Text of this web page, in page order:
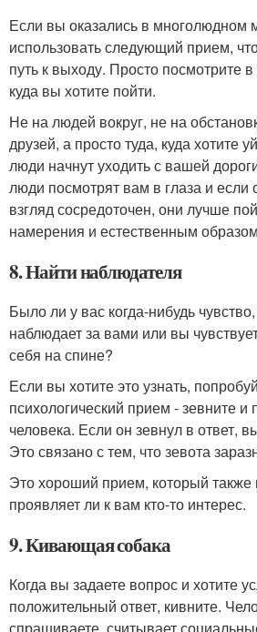
Если вы оказались в многолюдном
использовать следующий прием,
путь к выходу. Просто посмотрите
куда вы хотите пойти.
Не на людей вокруг, не на
друзей, а просто туда, куда хотите
люди начнут уходить с вашей
люди посмотрят вам в глаза и если
взгляд сосредоточен, они лучше
намерения и естественным
8. Найти наблюдателя
Было ли у вас когда-нибудь чувство,
наблюдает за вами или вы
себя на спине?
Если вы хотите это узнать,
психологический прием - зевните и
человека. Если он зевнул в ответ,
Это связано с тем, что зевота
Это хороший прием, который
проявляет ли к вам кто-то интерес.
9. Кивающая собака
Когда вы задаете вопрос и хотите
положительный ответ, кивните.